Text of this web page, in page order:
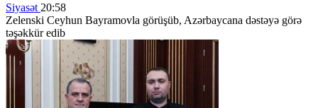
Siyasət 20:58
Zelenski Ceyhun Bayramovla görüşüb, Azərbaycana dəstəyə görə
təşəkkür edib